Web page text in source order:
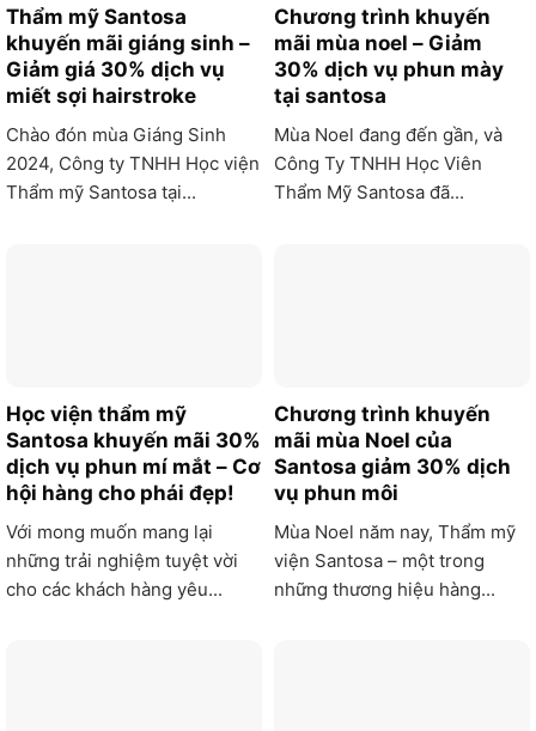
Thẩm mỹ Santosa
khuyến mãi giáng sinh –
Giảm giá 30% dịch vụ
miết sợi hairstroke
Chào đón mùa Giáng Sinh
2024, Công ty TNHH Học viện
Thẩm mỹ Santosa tại...
Chương trình khuyến
mãi mùa noel – Giảm
30% dịch vụ phun mày
tại santosa
Mùa Noel đang đến gần, và
Công Ty TNHH Học Viên
Thẩm Mỹ Santosa đã...
Học viện thẩm mỹ
Santosa khuyến mãi 30%
dịch vụ phun mí mắt – Cơ
hội hàng cho phái đẹp!
Với mong muốn mang lại
những trải nghiệm tuyệt vời
cho các khách hàng yêu...
Chương trình khuyến
mãi mùa Noel của
Santosa giảm 30% dịch
vụ phun môi
Mùa Noel năm nay, Thẩm mỹ
viện Santosa – một trong
những thương hiệu hàng...